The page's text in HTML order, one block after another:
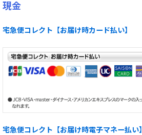
現金
宅急便コレクト【お届け時カード払い】
宅急便コレクト【お届け時電子マネー払い】